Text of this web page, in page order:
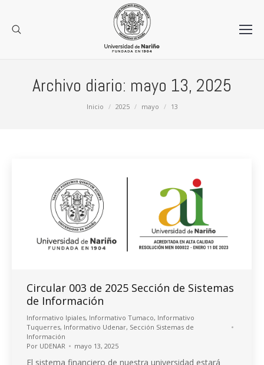
Archivo diario: mayo 13, 2025
Inicio 2025 mayo 13
Circular 003 de 2025 Sección de Sistemas
de Información
Informativo Ipiales, Informativo Tumaco, Informativo
Tuquerres, Informativo Udenar, Sección Sistemas de
Información
Por UDENAR mayo 13, 2025
El sistema financiero de nuestra universidad estará